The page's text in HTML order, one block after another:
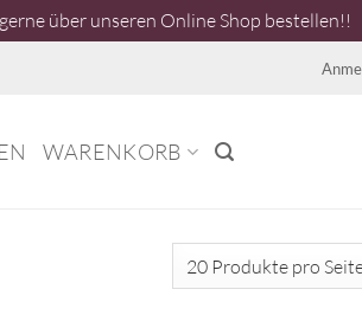
über unseren Online Shop bestellen!!
WARENKORB